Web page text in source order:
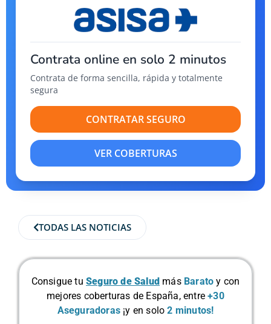
Contrata online en solo 2 minutos
Contrata de forma sencilla, rápida y totalmente
segura
CONTRATAR SEGURO
VER COBERTURAS
TODAS LAS NOTICIAS
Consigue tu Seguro de Salud más Barato y con
mejores coberturas de España, entre+30
Aseguradoras ¡y en solo2 minutos!